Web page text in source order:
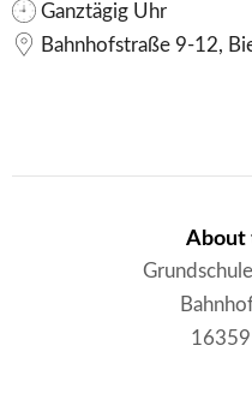
Ganztägig Uhr
Bahnhofstraße 9-12,
About
16359